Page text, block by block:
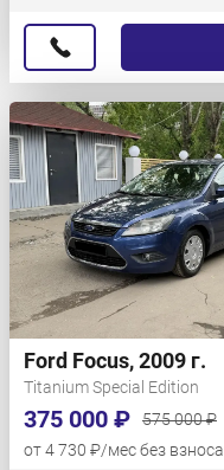
Ford Focus, 2009 г.
Titanium Special Edition
375 000 ₽
575 000 ₽
от 4 730 ₽/мес без взноса